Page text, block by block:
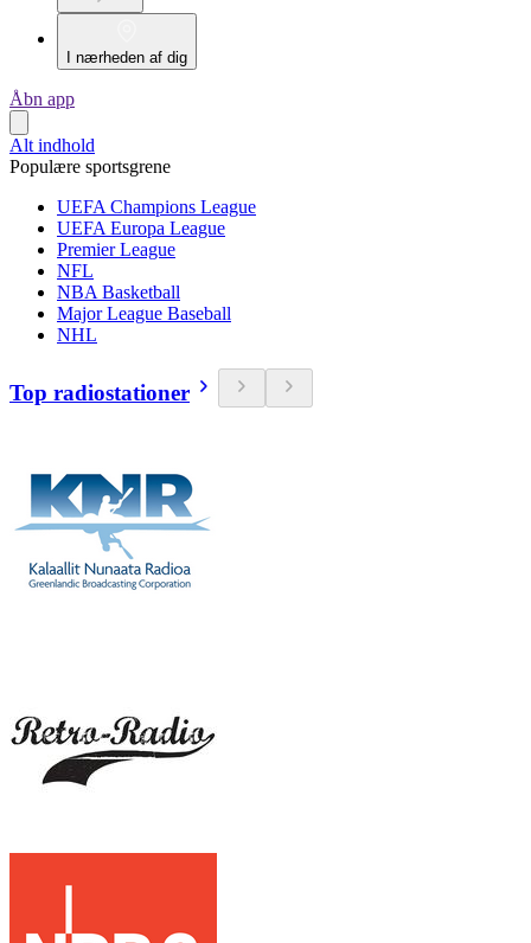
I nærheden af dig
Åbn app
Alt indhold
Populære sportsgrene
UEFA Champions League
UEFA Europa League
Premier League
NFL
NBA Basketball
Major League Baseball
NHL
Top radiostationer